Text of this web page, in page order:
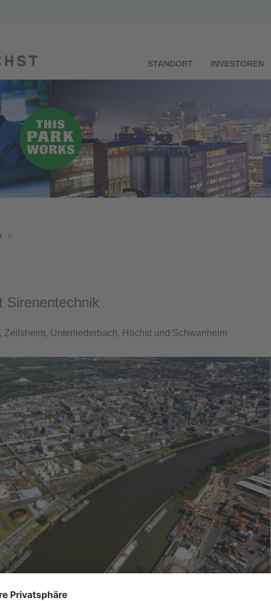
STANDORT INVESTOREN
Sirenentechnik
Unterliederbach, Höchst und Schwanheim